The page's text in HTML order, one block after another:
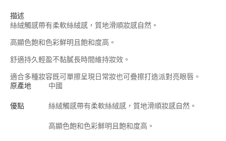
描述
絲絨觸感帶有柔軟絲絨感，質地滑順妝感自然。
高顯色飽和色彩鮮明且飽和度高。
舒適持久輕盈不黏膩長時間維持妝效。
適合多種妝容既可單擦呈現日常妝也可疊擦打造派對亮眼唇。
原產地
中國
優點 絲絨觸感帶有柔軟絲絨感，質地滑順妝感自然。
高顯色飽和色彩鮮明且飽和度高。